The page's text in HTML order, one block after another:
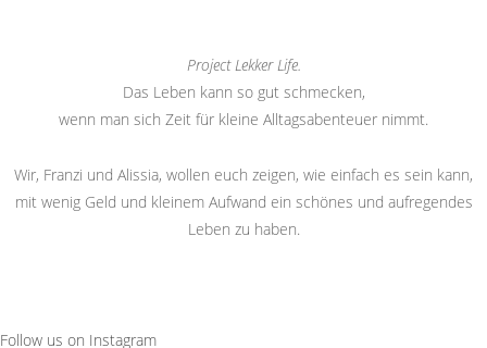
Project Lekker Life.
Das Leben kann so gut schmecken,
wenn man sich Zeit für kleine Alltagsabenteuer nimmt.
Wir, Franzi und Alissia, wollen euch zeigen, wie einfach es sein kann,
mit wenig Geld und kleinem Aufwand ein schönes und aufregendes
Leben zu haben.
Follow us on Instagram